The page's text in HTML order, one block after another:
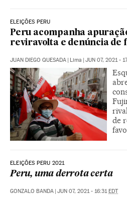
ELEIÇÕES PERU
Peru acompanha
reviravolta e denúncia de
JUAN DIEGO QUESADA | Lima | JUN 07, 2021 -
de
ELEIÇÕES PERU 2021
Peru, uma derrota certa
GONZALO BANDA | JUN 07, 2021 - 16:31EDT